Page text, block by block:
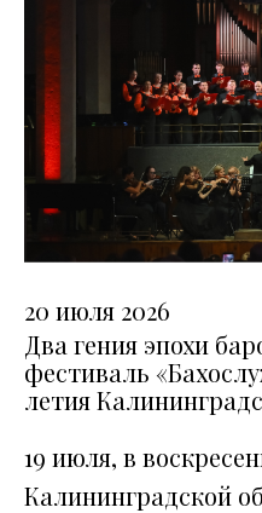
20 июля 2026
Два гения эпохи
фестиваль
летия
19 июля, в
Калининградской